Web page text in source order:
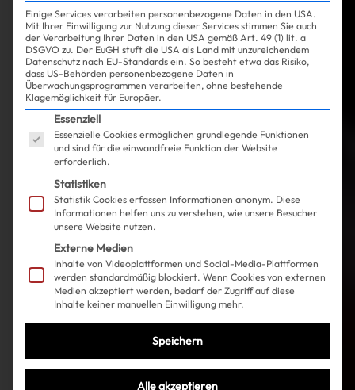
Einige Services verarbeiten personenbezogene Daten in den USA.
Mit Ihrer Einwilligung zur Nutzung dieser Services stimmen Sie auch
der Verarbeitung Ihrer Daten in den USA gemäß Art. 49 (1) lit. a
DSGVO zu. Der EuGH stuft die USA als Land mit unzureichendem
Datenschutz nach EU-Standards ein. So besteht etwa das Risiko,
dass US-Behörden personenbezogene Daten in
Überwachungsprogrammen verarbeiten, ohne bestehende
Klagemöglichkeit für Europäer.
Es folgt eine Liste der Service-Gruppen, für die
Essenziell
Essenzielle Cookies ermöglichen grundlegende Funktionen
und sind für die einwandfreie Funktion der Website
erforderlich.
Statistiken
Statistik Cookies erfassen Informationen anonym. Diese
Informationen helfen uns zu verstehen, wie unsere Besucher
unsere Website nutzen.
Externe Medien
Inhalte von Videoplattformen und Social-Media-Plattformen
werden standardmäßig blockiert. Wenn Cookies von externen
Medien akzeptiert werden, bedarf der Zugriff auf diese
Inhalte keiner manuellen Einwilligung mehr.
Speichern
Alle akzeptieren